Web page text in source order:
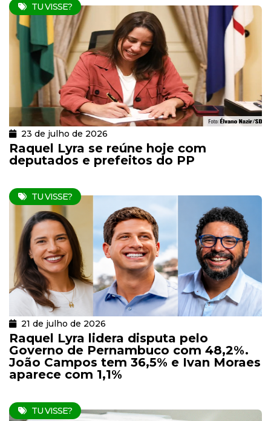
TU VISSE?
23 de julho de 2026
Raquel Lyra se reúne hoje com
deputados e prefeitos do PP
TU VISSE?
21 de julho de 2026
Raquel Lyra lidera disputa pelo
Governo de Pernambuco com 48,2%.
João Campos tem 36,5% e Ivan Moraes
aparece com 1,1%
TU VISSE?